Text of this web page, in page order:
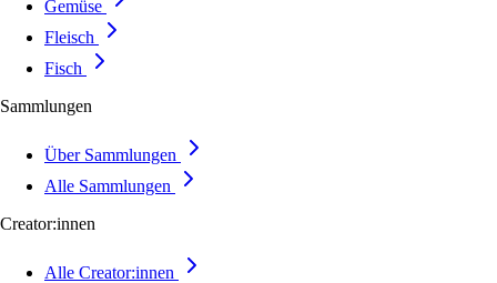
Gemüse
Fleisch
Fisch
Sammlungen
Über Sammlungen
Alle Sammlungen
Creator:innen
Alle Creator:innen